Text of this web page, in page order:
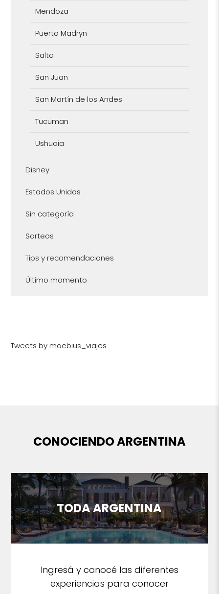
Mendoza
Puerto Madryn
Salta
San Juan
San Martín de los Andes
Tucuman
Ushuaia
Disney
Estados Unidos
Sin categoría
Sorteos
Tips y recomendaciones
Último momento
Tweets by moebius_viajes
CONOCIENDO ARGENTINA
TODA ARGENTINA
Ingresá y conocé las diferentes
experiencias para conocer